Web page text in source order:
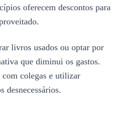
oferecem descontos para
livros usados ou optar por
que diminui os gastos.
colegas e utilizar
desnecessários.